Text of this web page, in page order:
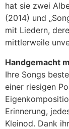
hat sie zwei
(2014) und
mit Liedern,
mittlerweile
Handgemacht
Ihre Songs
einer riesigen
Erinnerung,
Kleinod. Dank